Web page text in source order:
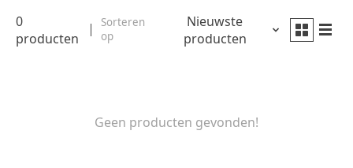
0
producten
Sorteren
op
Nieuwste
producten
Geen producten gevonden!